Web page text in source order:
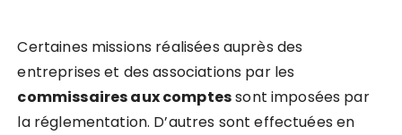
Certaines missions réalisées auprès des
entreprises et des associations par les
commissaires aux comptessont imposées par
la réglementation. D’autres sont effectuées en